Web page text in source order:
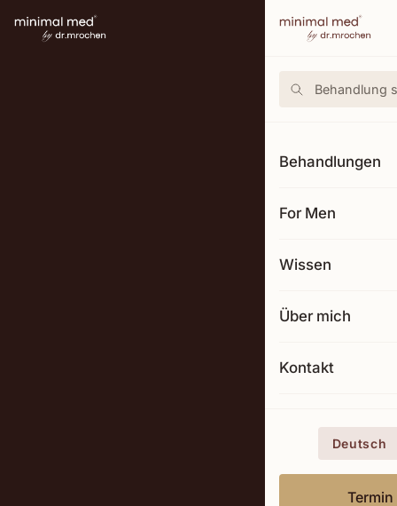
Behandlungen
For Men
Wissen
Über mich
Kontakt
Deutsch